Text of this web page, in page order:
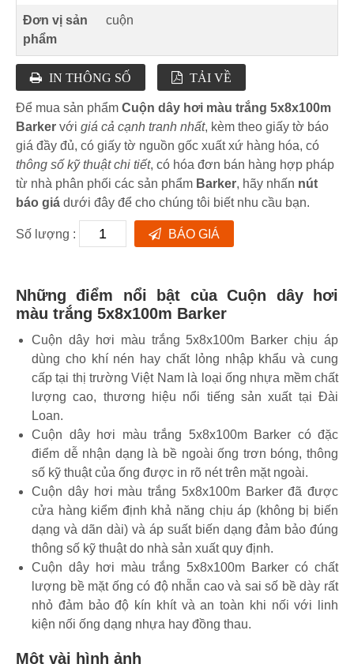
Đơn vị sản
phẩm
cuộn
IN THÔNG SỐ TẢI VỀ
Để mua sản phẩm Cuộn dây hơi màu trắng 5x8x100m
Barker với giá cả cạnh tranh nhất, kèm theo giấy tờ báo
giá đầy đủ, có giấy tờ nguồn gốc xuất xứ hàng hóa, có
thông số kỹ thuật chi tiết, có hóa đơn bán hàng hợp pháp
từ nhà phân phối các sản phẩm Barker, hãy nhấn nút
báo giá dưới đây để cho chúng tôi biết nhu cầu bạn.
Số lượng : BÁO GIÁ
Những điểm nổi bật của Cuộn dây hơi
màu trắng 5x8x100m Barker
Cuộn dây hơi màu trắng 5x8x100m Barker chịu áp
dùng cho khí nén hay chất lỏng nhập khẩu và cung
cấp tại thị trường Việt Nam là loại ống nhựa mềm chất
lượng cao, thương hiệu nổi tiếng sản xuất tại Đài
Loan.
Cuộn dây hơi màu trắng 5x8x100m Barker có đặc
điểm dễ nhận dạng là bề ngoài ống trơn bóng, thông
số kỹ thuật của ống được in rõ nét trên mặt ngoài.
Cuộn dây hơi màu trắng 5x8x100m Barker đã được
cửa hàng kiểm định khả năng chịu áp (không bị biến
dạng và dãn dài) và áp suất biến dạng đảm bảo đúng
thông số kỹ thuật do nhà sản xuất quy định.
Cuộn dây hơi màu trắng 5x8x100m Barker có chất
lượng bề mặt ống có độ nhẵn cao và sai số bề dày rất
nhỏ đảm bảo độ kín khít và an toàn khi nối với linh
kiện nối ống dạng nhựa hay đồng thau.
Một vài hình ảnh